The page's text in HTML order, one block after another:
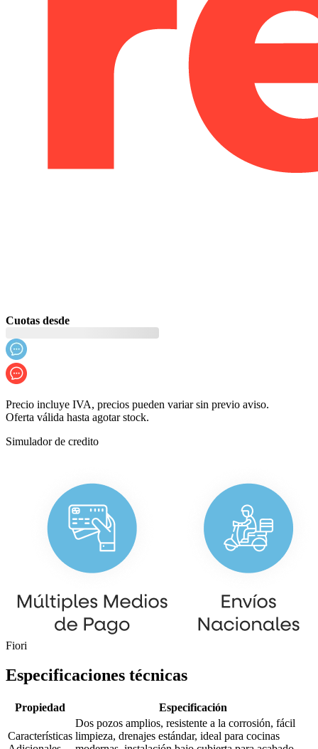
Cuotas desde
Precio incluye IVA, precios pueden variar sin previo aviso.
Oferta válida hasta agotar stock.
Simulador de credito
Fiori
Especificaciones técnicas
Propiedad Especificación
Características
Dos pozos amplios, resistente a la corrosión, fácil
limpieza, drenajes estándar, ideal para cocinas